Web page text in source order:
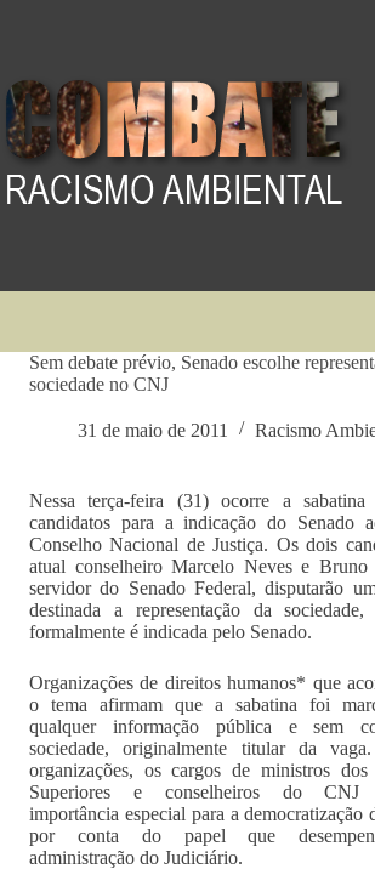
Sem debate prévio, Senado escolhe
sociedade no CNJ
31 de maio de 2011 Racismo
Nessa terça-feira (31) ocorre a
candidatos para a indicação do Senado
Conselho Nacional de Justiça. Os dois
atual conselheiro Marcelo Neves e Bruno
servidor do Senado Federal, disputarão
destinada a representação da
formalmente é indicada pelo Senado.
Organizações de direitos humanos* que
o tema afirmam que a sabatina foi
qualquer informação pública e sem
sociedade, originalmente titular da
organizações, os cargos de ministros dos
Superiores e conselheiros do CNJ
importância especial para a democratização
por conta do papel que
administração do Judiciário.